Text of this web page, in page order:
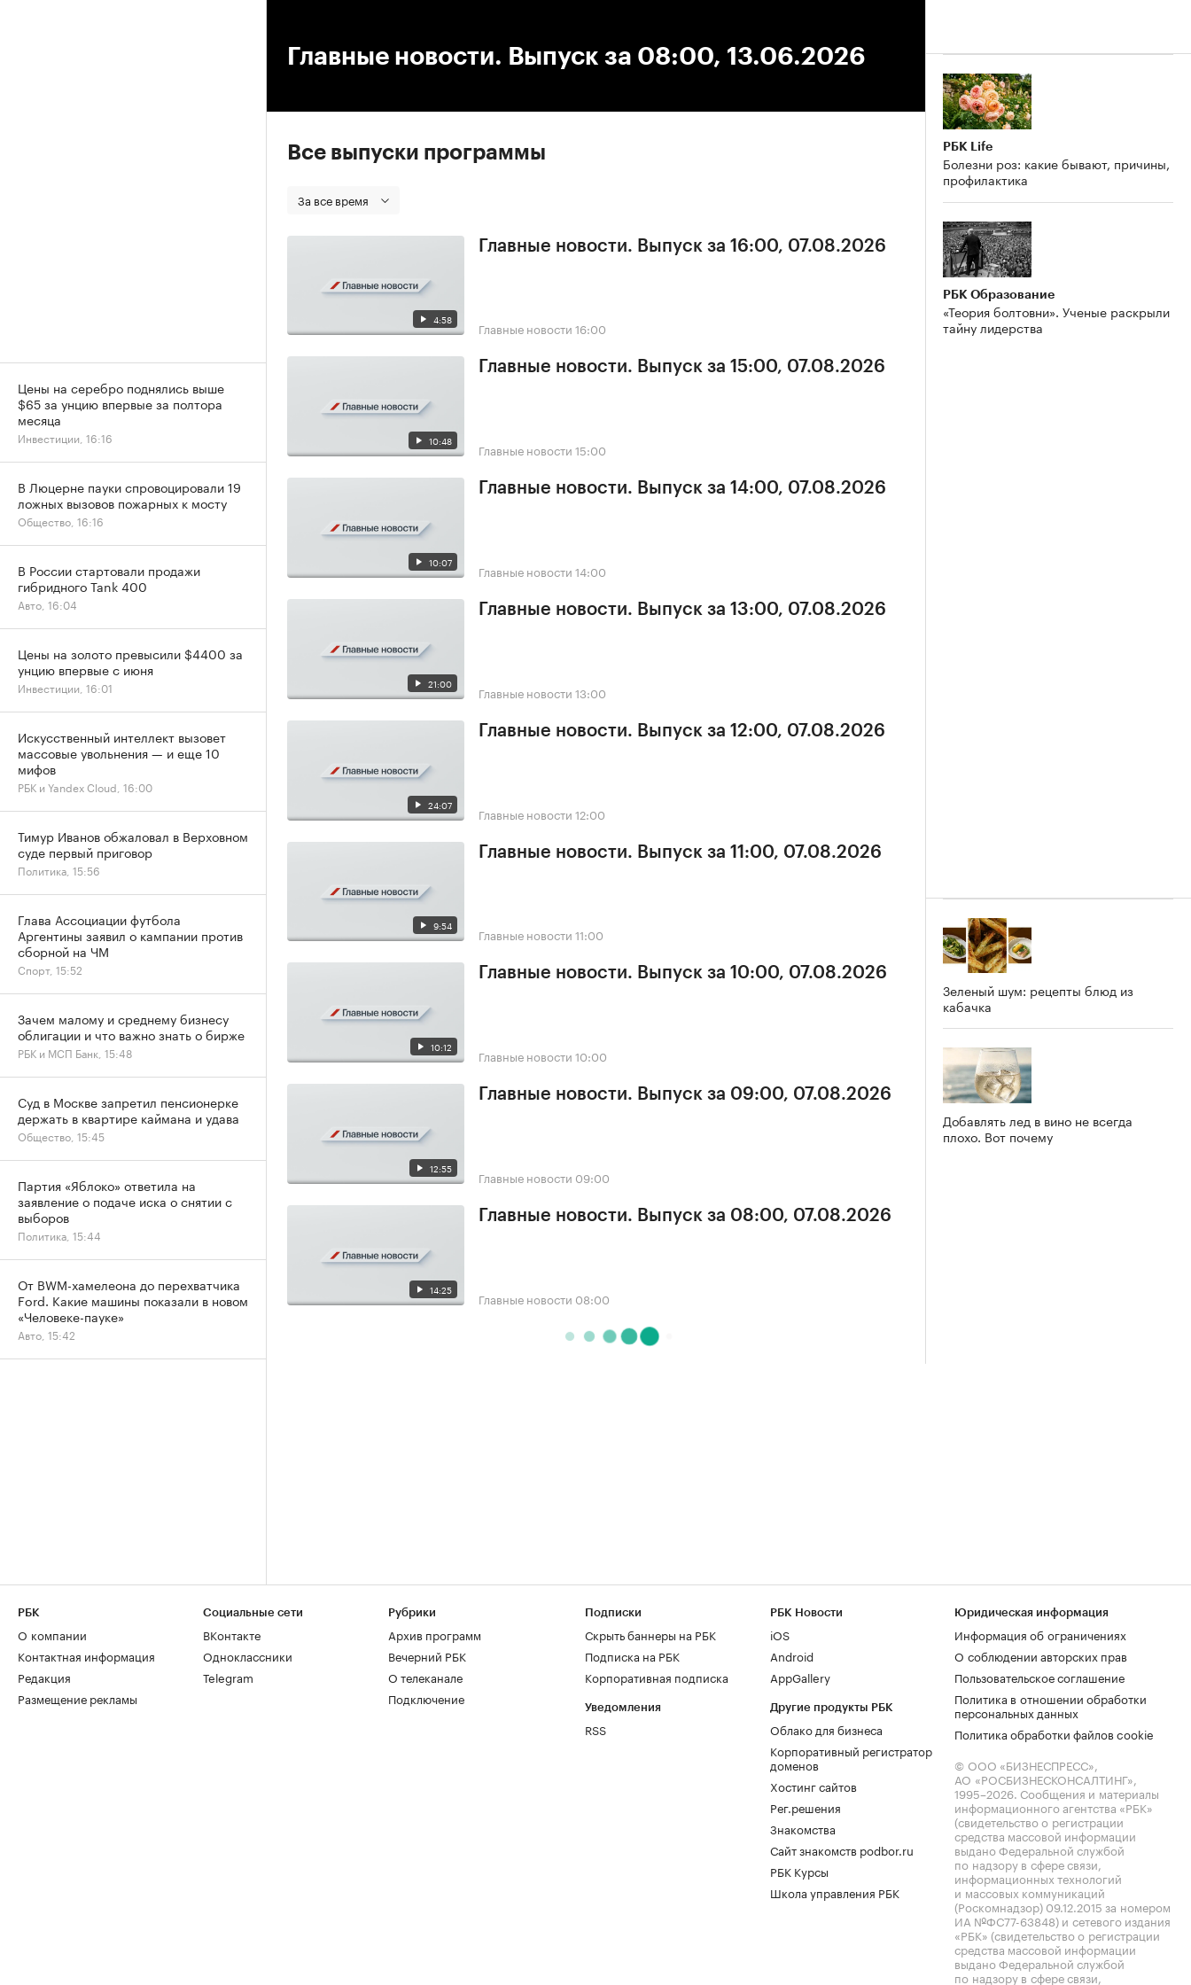
Главные новости. Выпуск за 08:00, 13.06.2026
Все выпуски программы
За все время
4:58
Главные новости. Выпуск за 16:00, 07.08.2026
Главные новости 16:00
10:48
Главные новости. Выпуск за 15:00, 07.08.2026
Главные новости 15:00
10:07
Главные новости. Выпуск за 14:00, 07.08.2026
Главные новости 14:00
21:00
Главные новости. Выпуск за 13:00, 07.08.2026
Главные новости 13:00
24:07
Главные новости. Выпуск за 12:00, 07.08.2026
Главные новости 12:00
9:54
Главные новости. Выпуск за 11:00, 07.08.2026
Главные новости 11:00
10:12
Главные новости. Выпуск за 10:00, 07.08.2026
Главные новости 10:00
12:55
Главные новости. Выпуск за 09:00, 07.08.2026
Главные новости 09:00
14:25
Главные новости. Выпуск за 08:00, 07.08.2026
Главные новости 08:00
РБК Life
Болезни роз: какие бывают, причины,
профилактика
РБК Образование
«Теория болтовни». Ученые раскрыли
тайну лидерства
Зеленый шум: рецепты блюд из
кабачка
Добавлять лед в вино не всегда
плохо. Вот почему
Цены на серебро поднялись выше
$65 за унцию впервые за полтора
месяца
Инвестиции, 16:16
В Люцерне пауки спровоцировали 19
ложных вызовов пожарных к мосту
Общество, 16:16
В России стартовали продажи
гибридного Tank 400
Авто, 16:04
Цены на золото превысили $4400 за
унцию впервые с июня
Инвестиции, 16:01
Искусственный интеллект вызовет
массовые увольнения — и еще 10
мифов
РБК и Yandex Cloud, 16:00
Тимур Иванов обжаловал в Верховном
суде первый приговор
Политика, 15:56
Глава Ассоциации футбола
Аргентины заявил о кампании против
сборной на ЧМ
Спорт, 15:52
Зачем малому и среднему бизнесу
облигации и что важно знать о бирже
РБК и МСП Банк, 15:48
Суд в Москве запретил пенсионерке
держать в квартире каймана и удава
Общество, 15:45
Партия «Яблоко» ответила на
заявление о подаче иска о снятии с
выборов
Политика, 15:44
От BWM-хамелеона до перехватчика
Ford. Какие машины показали в новом
«Человеке-пауке»
Авто, 15:42
РБК
О компании
Контактная информация
Редакция
Размещение рекламы
Социальные сети
ВКонтакте
Одноклассники
Telegram
Рубрики
Архив программ
Вечерний РБК
О телеканале
Подключение
Подписки
Скрыть баннеры на РБК
Подписка на РБК
Корпоративная подписка
Уведомления
RSS
РБК Новости
iOS
Android
AppGallery
Другие продукты РБК
Облако для бизнеса
Корпоративный регистратор
доменов
Хостинг сайтов
Рег.решения
Знакомства
Сайт знакомств podbor.ru
РБК Курсы
Школа управления РБК
Юридическая информация
Информация об ограничениях
О соблюдении авторских прав
Пользовательское соглашение
Политика в отношении обработки
персональных данных
Политика обработки файлов cookie
© ООО «БИЗНЕСПРЕСС»,
АО «РОСБИЗНЕСКОНСАЛТИНГ»,
1995–2026. Сообщения и материалы
информационного агентства «РБК»
(свидетельство о регистрации
средства массовой информации
выдано Федеральной службой
по надзору в сфере связи,
информационных технологий
и массовых коммуникаций
(Роскомнадзор) 09.12.2015 за номером
ИА №ФС77-63848) и сетевого издания
«РБК» (свидетельство о регистрации
средства массовой информации
выдано Федеральной службой
по надзору в сфере связи,